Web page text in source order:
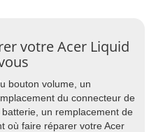
votre Acer Liquid
bouton volume, un
du connecteur de
un remplacement de
où faire réparer votre Acer